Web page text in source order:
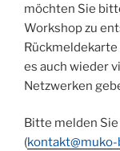
möchten Sie
Workshop zu
es auch wieder
Netzwerken
Bitte melden
(